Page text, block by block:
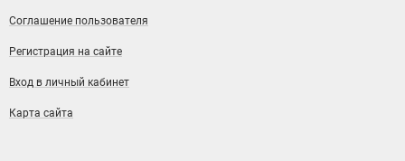
Соглашение пользователя
Регистрация на сайте
Вход в личный кабинет
Карта сайта